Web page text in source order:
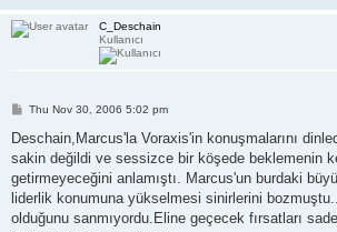
C_Deschain
Kullanıcı
P
s
Thu Nov 30, 2006 5:02 pm
Deschain,Marcus'la Voraxis'in konuşmalarını
sakin değildi ve sessizce bir köşede beklemenin
getirmeyeceğini anlamıştı. Marcus'un burdaki
liderlik konumuna yükselmesi sinirlerini
olduğunu sanmıyordu.Eline geçecek fırsatları